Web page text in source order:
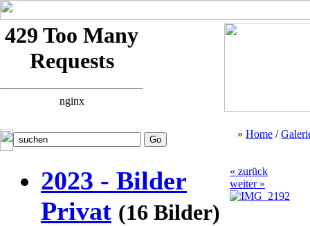
» Home /
2023 - Bilder
Privat (16 Bilder)
« zurück
weiter »